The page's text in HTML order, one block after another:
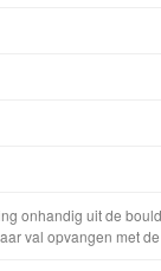
onhandig uit de
val opvangen met